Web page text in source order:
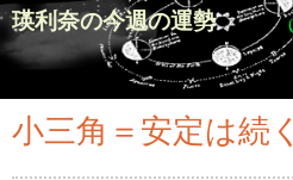
瑛利奈の今週の運勢
小三角＝安定は続く